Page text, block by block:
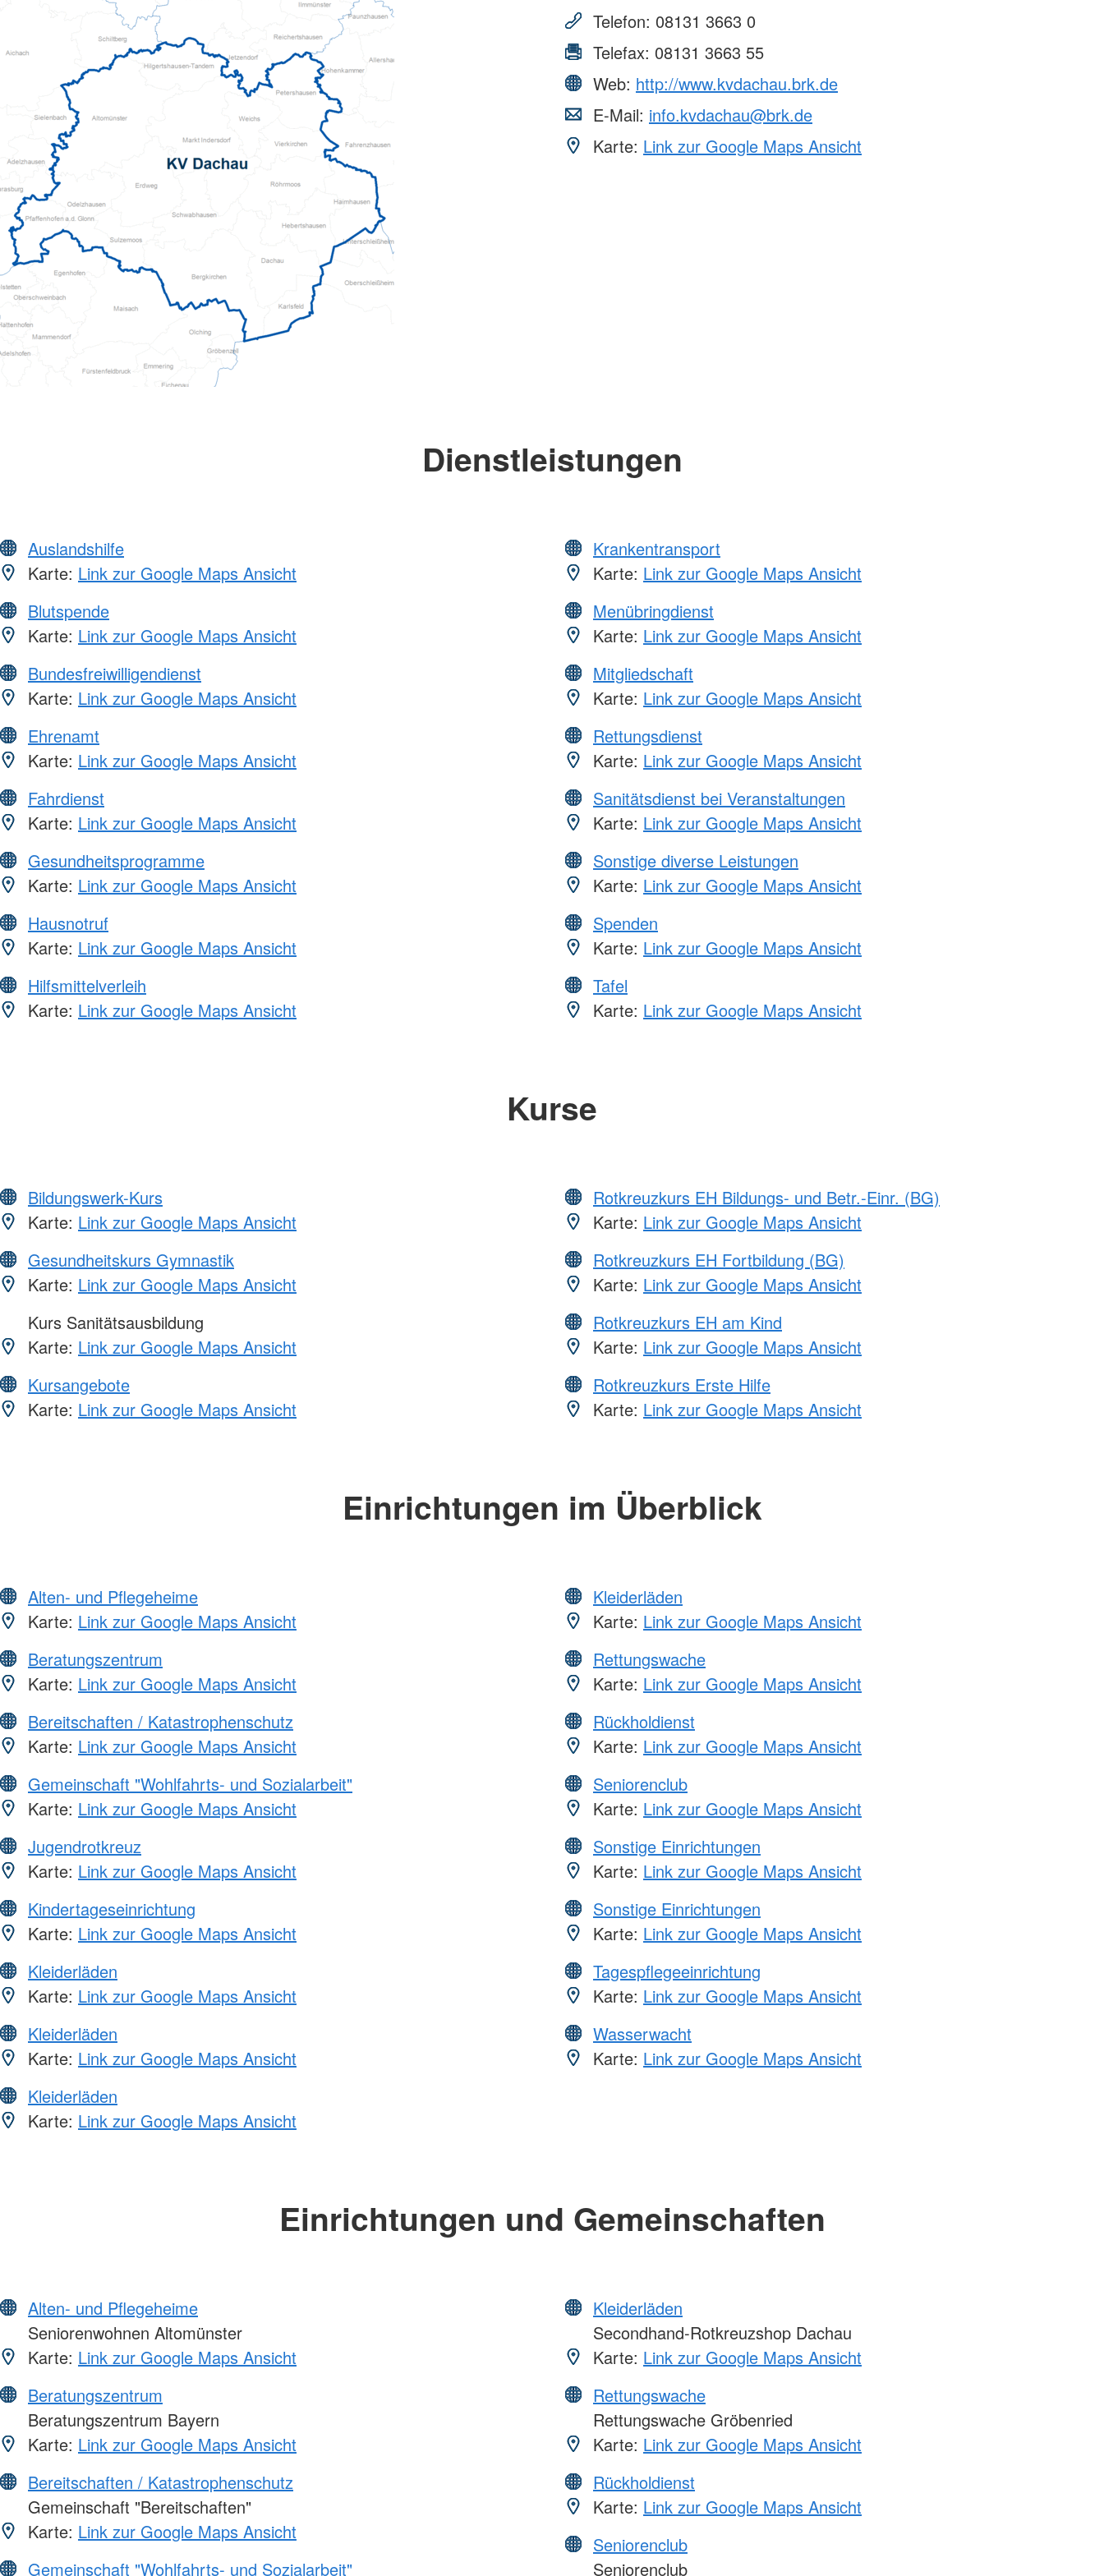
Pflegeberatung
Hilfs-Mittel-Verleih
Servicewohnen-Sonnenpark
Tages-Pflege
Telefon: 08131 3663 0
Telefax: 08131 3663 55
Web: http://www.kvdachau.brk.de
E-Mail: info.kvdachau@brk.de
Karte: Link zur Google Maps Ansicht
Dienstleistungen
Auslandshilfe
Karte: Link zur Google Maps Ansicht
Blutspende
Karte: Link zur Google Maps Ansicht
Bundesfreiwilligendienst
Karte: Link zur Google Maps Ansicht
Ehrenamt
Karte: Link zur Google Maps Ansicht
Fahrdienst
Karte: Link zur Google Maps Ansicht
Gesundheitsprogramme
Karte: Link zur Google Maps Ansicht
Hausnotruf
Karte: Link zur Google Maps Ansicht
Hilfsmittelverleih
Karte: Link zur Google Maps Ansicht
Krankentransport
Karte: Link zur Google Maps Ansicht
Menübringdienst
Karte: Link zur Google Maps Ansicht
Mitgliedschaft
Karte: Link zur Google Maps Ansicht
Rettungsdienst
Karte: Link zur Google Maps Ansicht
Sanitätsdienst bei Veranstaltungen
Karte: Link zur Google Maps Ansicht
Sonstige diverse Leistungen
Karte: Link zur Google Maps Ansicht
Spenden
Karte: Link zur Google Maps Ansicht
Tafel
Karte: Link zur Google Maps Ansicht
Kurse
Bildungswerk-Kurs
Karte: Link zur Google Maps Ansicht
Gesundheitskurs Gymnastik
Karte: Link zur Google Maps Ansicht
Kurs Sanitätsausbildung
Karte: Link zur Google Maps Ansicht
Kursangebote
Karte: Link zur Google Maps Ansicht
Rotkreuzkurs EH Bildungs- und Betr.-Einr. (BG)
Karte: Link zur Google Maps Ansicht
Rotkreuzkurs EH Fortbildung (BG)
Karte: Link zur Google Maps Ansicht
Rotkreuzkurs EH am Kind
Karte: Link zur Google Maps Ansicht
Rotkreuzkurs Erste Hilfe
Karte: Link zur Google Maps Ansicht
Einrichtungen im Überblick
Alten- und Pflegeheime
Karte: Link zur Google Maps Ansicht
Beratungszentrum
Karte: Link zur Google Maps Ansicht
Bereitschaften / Katastrophenschutz
Karte: Link zur Google Maps Ansicht
Gemeinschaft "Wohlfahrts- und Sozialarbeit"
Karte: Link zur Google Maps Ansicht
Jugendrotkreuz
Karte: Link zur Google Maps Ansicht
Kindertageseinrichtung
Karte: Link zur Google Maps Ansicht
Kleiderläden
Karte: Link zur Google Maps Ansicht
Kleiderläden
Karte: Link zur Google Maps Ansicht
Kleiderläden
Karte: Link zur Google Maps Ansicht
Kleiderläden
Karte: Link zur Google Maps Ansicht
Rettungswache
Karte: Link zur Google Maps Ansicht
Rückholdienst
Karte: Link zur Google Maps Ansicht
Seniorenclub
Karte: Link zur Google Maps Ansicht
Sonstige Einrichtungen
Karte: Link zur Google Maps Ansicht
Sonstige Einrichtungen
Karte: Link zur Google Maps Ansicht
Tagespflegeeinrichtung
Karte: Link zur Google Maps Ansicht
Wasserwacht
Karte: Link zur Google Maps Ansicht
Einrichtungen und Gemeinschaften
Alten- und Pflegeheime
Seniorenwohnen Altomünster
Karte: Link zur Google Maps Ansicht
Beratungszentrum
Beratungszentrum Bayern
Karte: Link zur Google Maps Ansicht
Bereitschaften / Katastrophenschutz
Gemeinschaft "Bereitschaften"
Karte: Link zur Google Maps Ansicht
Gemeinschaft "Wohlfahrts- und Sozialarbeit"
Kleiderläden
Secondhand-Rotkreuzshop Dachau
Karte: Link zur Google Maps Ansicht
Rettungswache
Rettungswache Gröbenried
Karte: Link zur Google Maps Ansicht
Rückholdienst
Karte: Link zur Google Maps Ansicht
Seniorenclub
Seniorenclub